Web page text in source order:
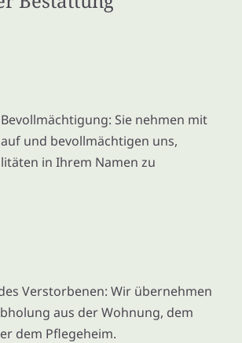
Sie nehmen mit
und bevollmächtigen uns,
in Ihrem Namen zu
Verstorbenen: Wir übernehmen
aus der Wohnung, dem
dem Pflegeheim.